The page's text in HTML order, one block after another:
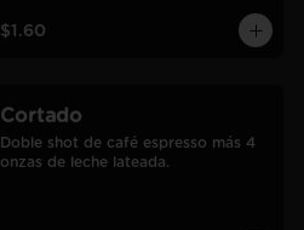
$1.60
Cortado
Doble shot de café espresso más 4
onzas de leche lateada.